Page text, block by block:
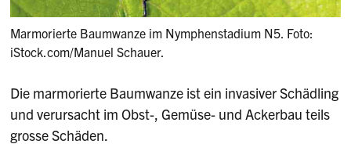
Marmorierte Baumwanze im Nymphenstadium N5. Foto:
iStock.com/Manuel Schauer.
Die marmorierte Baumwanze ist ein invasiver Schädling
und verursacht im Obst-, Gemüse- und Ackerbau teils
grosse Schäden.